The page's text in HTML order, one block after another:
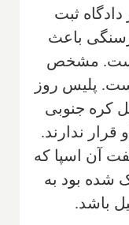
ثبت
باعث
شده است. مشخص
پلیس روز
کره جنوبی
ندارند.
آن اسپا که
شده بود به
باشد.